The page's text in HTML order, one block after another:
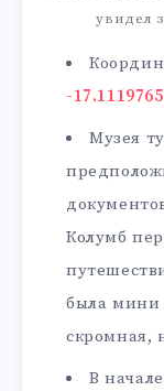
увидел
-
Музея
Колумб
была мини
скромная,
В